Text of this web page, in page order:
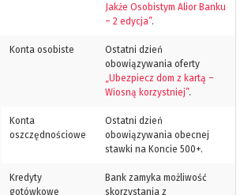
Jakże Osobistym Alior Banku
– 2 edycja”.
Konta osobiste
Ostatni dzień
obowiązywania oferty
„Ubezpiecz dom z kartą –
Wiosną korzystniej”.
Konta
oszczędnościowe
Ostatni dzień
obowiązywania obecnej
stawki na Koncie 500+.
Kredyty
gotówkowe
Bank zamyka możliwość
skorzystania z